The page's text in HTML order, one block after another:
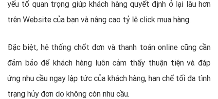
yếu tố quan trọng giúp khách hàng quyết định ở lại lâu hơn
trên Website của bạn và nâng cao tỷ lệ click mua hàng.
Đặc biệt, hệ thống chốt đơn và thanh toán online cũng cần
đảm bảo để khách hàng luôn cảm thấy thuận tiện và đáp
ứng nhu cầu ngay lập tức của khách hàng, hạn chế tối đa tình
trạng hủy đơn do không còn nhu cầu.